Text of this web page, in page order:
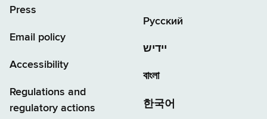
Press
Email policy
Accessibility
Regulations and
regulatory actions
Русский
יידיש
বাংলা
한국어